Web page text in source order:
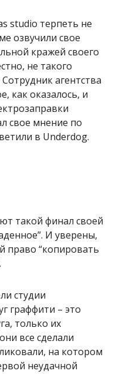
studio терпеть не
озвучили свое
кражей своего
не такого
агентства
как оказалось, и
свое мнение по
в Underdog.
такой финал своей
И уверены,
право “копировать
студии
граффити – это
только их
все сделали
на котором
неудачной